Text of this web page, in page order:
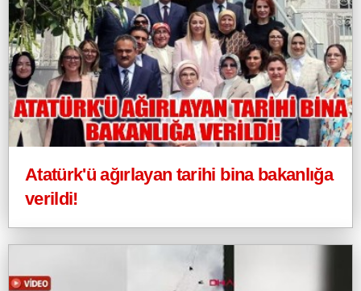
Atatürk'ü ağırlayan tarihi bina bakanlığa
verildi!